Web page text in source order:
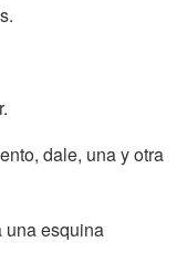
dale, una y otra
una esquina